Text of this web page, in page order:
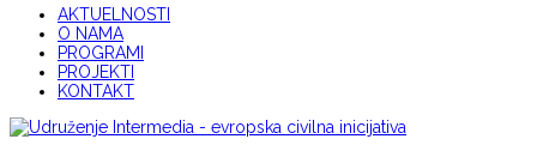
AKTUELNOSTI
O NAMA
PROGRAMI
PROJEKTI
KONTAKT